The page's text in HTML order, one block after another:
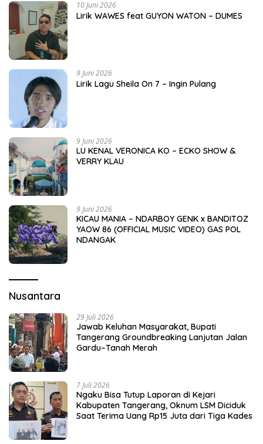
10 Juni 2026
Lirik WAWES feat GUYON WATON – DUMES
9 Juni 2026
Lirik Lagu Sheila On 7 – Ingin Pulang
9 Juni 2026
LU KENAL VERONICA KO – ECKO SHOW &
VERRY KLAU
9 Juni 2026
KICAU MANIA – NDARBOY GENK x BANDITOZ
YAOW 86 (OFFICIAL MUSIC VIDEO) GAS POL
NDANGAK
Nusantara
29 Juli 2026
Jawab Keluhan Masyarakat, Bupati
Tangerang Groundbreaking Lanjutan Jalan
Gardu–Tanah Merah
7 Juli 2026
Ngaku Bisa Tutup Laporan di Kejari
Kabupaten Tangerang, Oknum LSM Diciduk
Saat Terima Uang Rp15 Juta dari Tiga Kades